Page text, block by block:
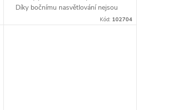
Díky bočnímu nasvětlování nejsou
jednotlivé LEDky při rozsvícení
Kód: 102704